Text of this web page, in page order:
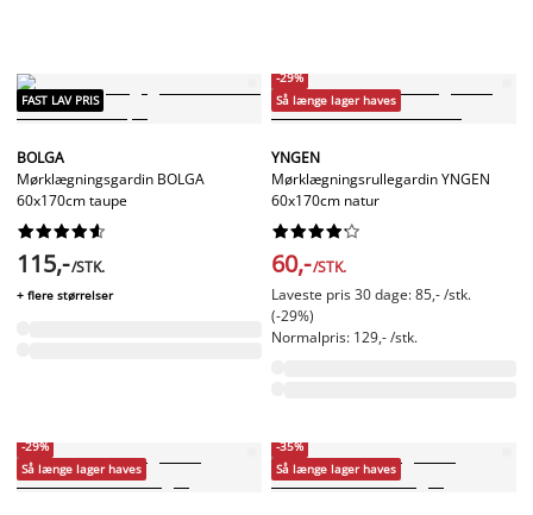
FAST LAV PRIS
BOLGA
Mørklægningsgardin BOLGA
60x170cm taupe






115,-/STK.
+ flere størrelser
-29%
Så længe lager haves
YNGEN
Mørklægningsrullegardin YNGEN
60x170cm natur






60,-/STK.
Laveste pris 30 dage: 85,- /stk.
(-29%)
Normalpris: 129,- /stk.
-29%
Så længe lager haves
-35%
Så længe lager haves